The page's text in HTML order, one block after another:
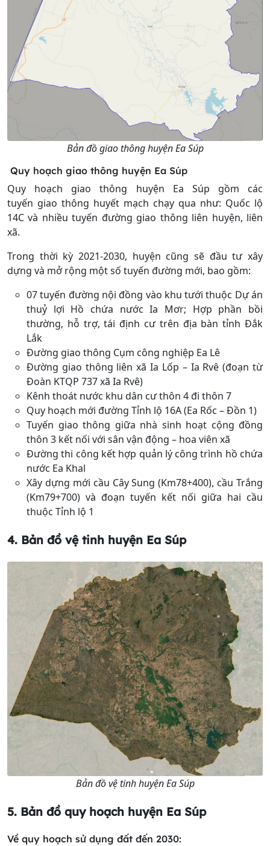
Bản đồ giao thông huyện Ea Súp
Quy hoạch giao thông huyện Ea Súp
Quy hoạch giao thông huyện Ea Súp gồm các
tuyến giao thông huyết mạch chạy qua như: Quốc lộ
14C và nhiều tuyến đường giao thông liên huyện, liên
xã.
Trong thời kỳ 2021-2030, huyện cũng sẽ đầu tư xây
dựng và mở rộng một số tuyến đường mới, bao gồm:
07 tuyến đường nội đồng vào khu tưới thuộc Dự án
thuỷ lợi Hồ chứa nước Ia Mơr; Hợp phần bồi
thường, hỗ trợ, tái định cư trên địa bàn tỉnh Đắk
Lắk
Đường giao thông Cụm công nghiệp Ea Lê
Đường giao thông liên xã Ia Lốp – Ia Rvê (đoạn từ
Đoàn KTQP 737 xã Ia Rvê)
Kênh thoát nước khu dân cư thôn 4 đi thôn 7
Quy hoạch mới đường Tỉnh lộ 16A (Ea Rốc – Đồn 1)
Tuyến giao thông giữa nhà sinh hoạt cộng đồng
thôn 3 kết nối với sân vận động – hoa viên xã
Đường thi công kết hợp quản lý công trình hồ chứa
nước Ea Khal
Xây dựng mới cầu Cây Sung (Km78+400), cầu Trắng
(Km79+700) và đoạn tuyến kết nối giữa hai cầu
thuộc Tỉnh lộ 1
4. Bản đồ vệ tinh huyện Ea Súp
Bản đồ vệ tinh huyện Ea Súp
5. Bản đồ quy hoạch huyện Ea Súp
Về quy hoạch sử dụng đất đến 2030: